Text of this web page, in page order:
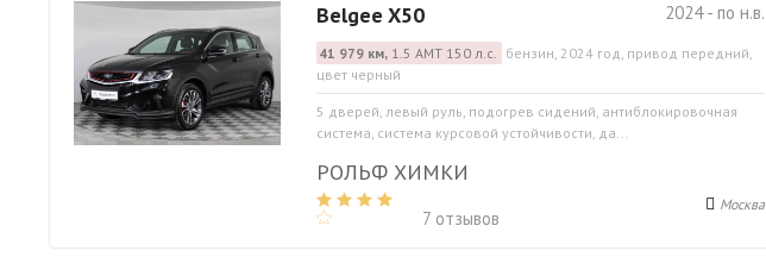
2024 - по н.в.
Belgee X50
41 979 км,1.5 АМТ 150 л.с. бензин, 2024 год, привод передний,
цвет черный
5 дверей, левый руль, подогрев сидений, антиблокировочная
система, система курсовой устойчивости, да...
РОЛЬФ ХИМКИ
7 отзывов
Москва